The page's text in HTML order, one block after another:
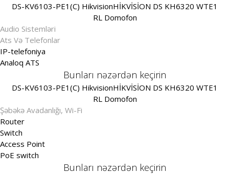
DS-KV6103-PE1(C) HikvisionHİKVİSİON DS KH6320 WTE1
RL Domofon
Audio Sistemləri
Ats Və Telefonlar
IP-telefoniya
Analoq ATS
Bunları nəzərdən keçirin
DS-KV6103-PE1(C) HikvisionHİKVİSİON DS KH6320 WTE1
RL Domofon
Şəbəkə Avadanlığı, Wi-Fi
Router
Switch
Access Point
PoE switch
Bunları nəzərdən keçirin